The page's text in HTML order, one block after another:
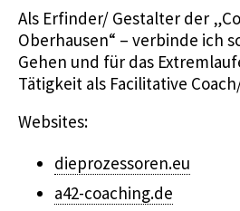
Als Erfinder/ Gestalter der
Oberhausen“ – verbinde ich
Gehen und für das
Tätigkeit als Facilitative
Websites:
dieprozessoren.eu
a42-coaching.de